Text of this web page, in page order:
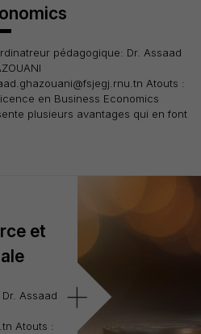
pédagogique: Dr. Assaad
Atouts :
en Business Economics
plusieurs avantages qui en font
et
Assaad
Atouts :
+